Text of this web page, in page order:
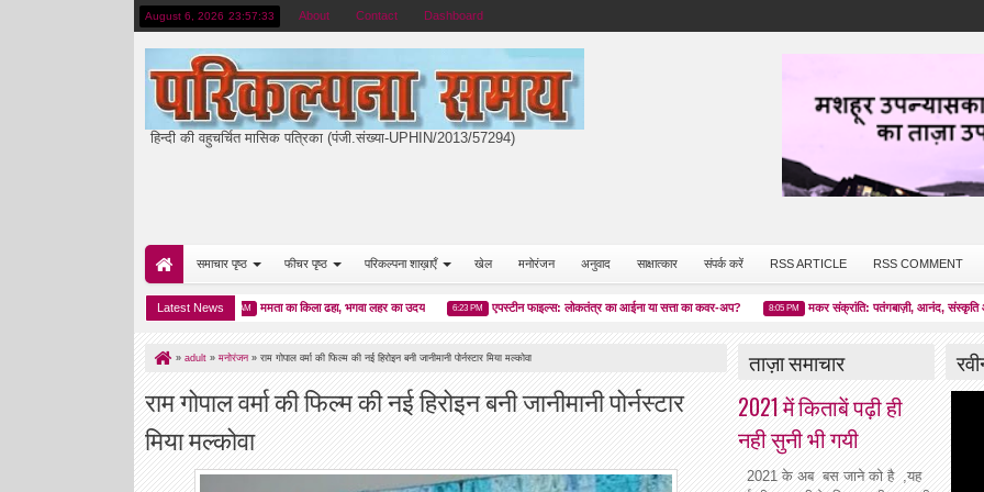
August 6, 2026 23:57:35 About Contact Dashboard
हिन्दी की वहुचर्चित मासिक पत्रिका (पंजी.संख्या-UPHIN/2013/57294)
समाचार पृष्ठ फीचर पृष्ठ परिकल्पना शाख़ाएँ खेल मनोरंजन अनुवाद साक्षात्कार संपर्क करें RSS ARTICLE RSS COMMENT
Latest News
01:34 AM ममता का किला ढहा, भगवा लहर का उदय 6:23 PM एपस्टीन फाइल्स: लोकतंत्र का आईना या सत्ता का कवर-अप? 8:05 PM मकर संक्रांति: पतंगबाज़ी, आनंद, संस्कृति और चेतना
» adult » मनोरंजन» राम गोपाल वर्मा की फिल्म की नई हिरोइन बनी जानीमानी पोर्नस्टार मिया मल्कोवा
राम गोपाल वर्मा की फिल्म की नई हिरोइन बनी जानीमानी पोर्नस्टार
मिया मल्कोवा
ताज़ा समाचार
2021 में किताबें पढ़ी ही
नही सुनी भी गयी
2021 के अब बस जाने को है ,यह